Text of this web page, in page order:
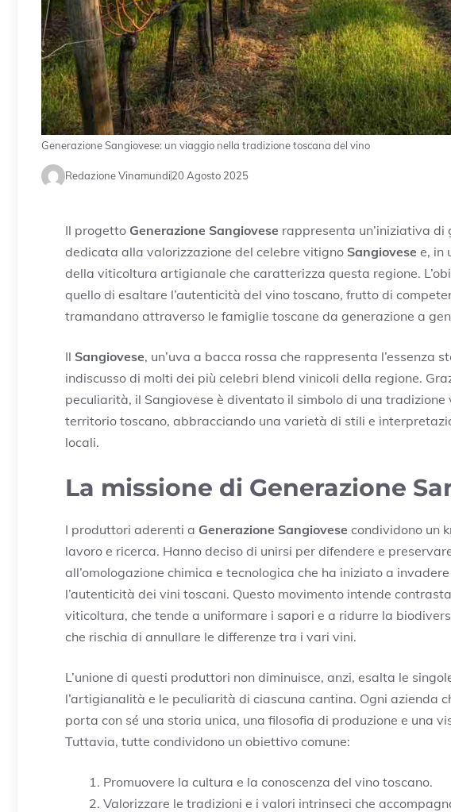
Generazione Sangiovese: un viaggio nella tradizione toscana del vino
Redazione Vinamundi20 Agosto 2025
Il progetto Generazione Sangiovese rappresenta un’iniziativa
dedicata alla valorizzazione del celebre vitigno Sangiovese e, in
della viticoltura artigianale che caratterizza questa regione.
quello di esaltare l’autenticità del vino toscano, frutto di
tramandano attraverso le famiglie toscane da generazione a
Il Sangiovese, un’uva a bacca rossa che rappresenta l’essenza
indiscusso di molti dei più celebri blend vinicoli della regione.
peculiarità, il Sangiovese è diventato il simbolo di una
territorio toscano, abbracciando una varietà di stili e
locali.
La missione di Generazione
I produttori aderenti a Generazione Sangiovese condividono un
lavoro e ricerca. Hanno deciso di unirsi per difendere e
all’omologazione chimica e tecnologica che ha iniziato a
l’autenticità dei vini toscani. Questo movimento intende
viticoltura, che tende a uniformare i sapori e a ridurre la
che rischia di annullare le differenze tra i vari vini.
L’unione di questi produttori non diminuisce, anzi, esalta le
l’artigianalità e le peculiarità di ciascuna cantina. Ogni azienda
porta con sé una storia unica, una filosofia di produzione e una
Tuttavia, tutte condividono un obiettivo comune:
Promuovere la cultura e la conoscenza del vino toscano.
Valorizzare le tradizioni e i valori intrinseci che